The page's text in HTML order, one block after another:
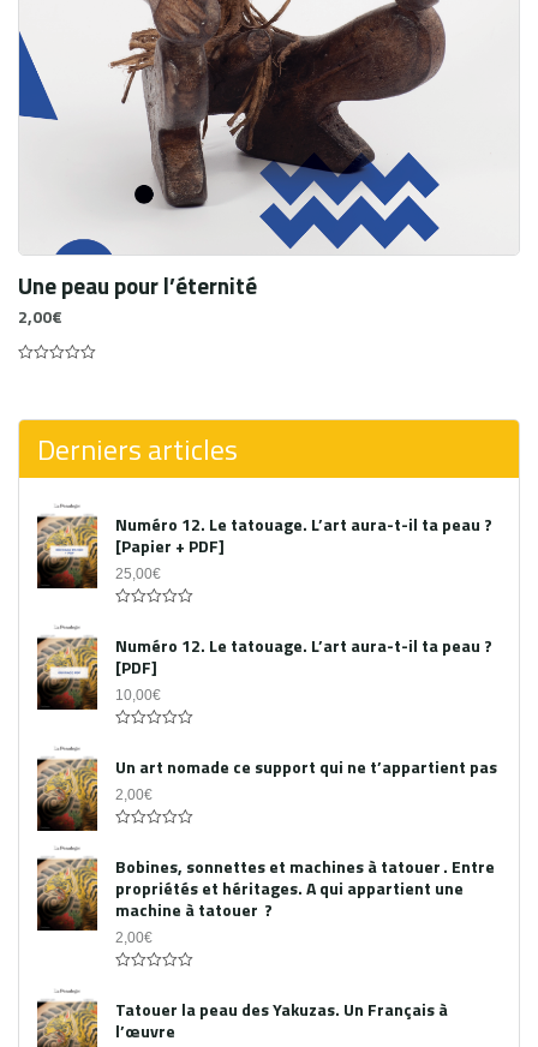
Une peau pour l’éternité
2,00€
5
Derniers articles
Numéro 12. Le tatouage. L’art aura-t-il ta peau ?
[Papier + PDF]
25,00€
out
of
5
Numéro 12. Le tatouage. L’art aura-t-il ta peau ?
[PDF]
10,00€
out
of
5
Un art nomade ce support qui ne t’appartient pas
2,00€
out
of
5
Bobines, sonnettes et machines à tatouer . Entre
propriétés et héritages. A qui appartient une
machine à tatouer ?
2,00€
out
of
5
Tatouer la peau des Yakuzas. Un Français à
l’œuvre